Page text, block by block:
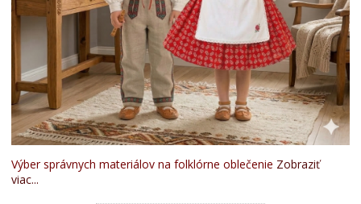
Výber správnych materiálov na folklórne oblečenie Zobraziť
viac...